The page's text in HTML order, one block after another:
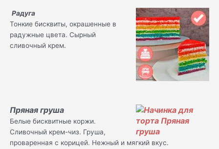
Радуга
Тонкие бисквиты, окрашенные в
радужные цвета. Сырный
сливочный крем.
Пряная груша
Белые бисквитные коржи.
Сливочный крем-чиз. Груша,
проваренная с корицей. Нежный и мягкий вкус.